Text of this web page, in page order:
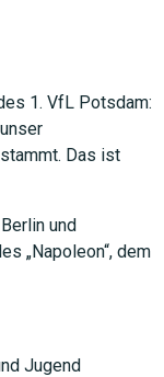
1. VfL Potsdam:
Das ist
und
„Napoleon“, dem
Jugend